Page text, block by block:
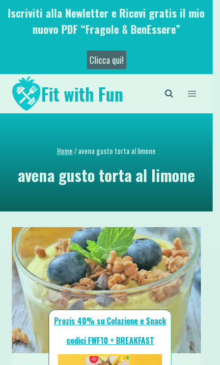
SaltaIscriviti alla Newletter e Ricevi gratis il mio
nuovo PDF “Fragole & BenEssere”
Clicca qui!
Fit with Fun
Home/avena gusto torta al limone
avena gusto torta al limone
Prozis 40% su Colazione e Snack
codici FWF10 + BREAKFAST